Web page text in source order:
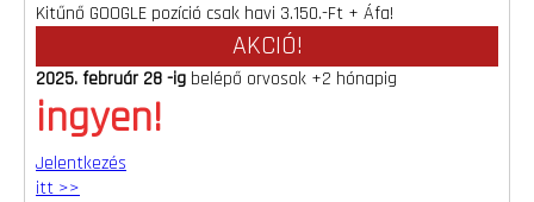
Kitűnő GOOGLE pozíció csak havi 3.150.-Ft + Áfa!
AKCIÓ!
2025. február 28 -ig belépő orvosok +2 hónapig
ingyen!
Jelentkezés
itt >>